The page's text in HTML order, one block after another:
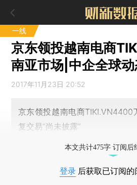
一线
京东领投越南电商
南亚市场|中企全球
2017年11月23日 20:52
京东领投越南电商TIKI.VN4400
复交易“尚未披露”
本文共计475字 订阅后
登录 后获取已订阅的